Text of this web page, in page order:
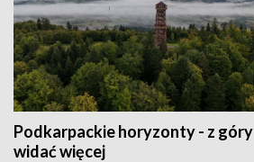
Podkarpackie horyzonty - z góry
widać więcej